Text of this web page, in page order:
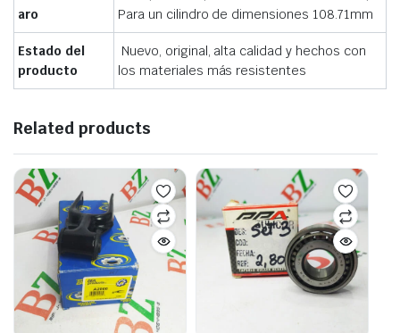
aro
Para un cilindro de dimensiones 108.71mm
Estado del
producto
Nuevo, original, alta calidad y hechos con
los materiales más resistentes
Related products